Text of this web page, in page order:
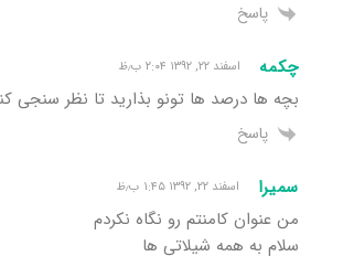
پاسخ
چکمه اسفند ۲۲, ۱۳۹۲ ۲:۰۴ ب٫ظ
بچه ها درصد ها تونو بذارید تا نظر سنجی
پاسخ
سمیرا اسفند ۲۲, ۱۳۹۲ ۱:۴۵ ب٫ظ
من عنوان کامنتم رو نگاه نکردم
سلام به همه شیلاتی ها